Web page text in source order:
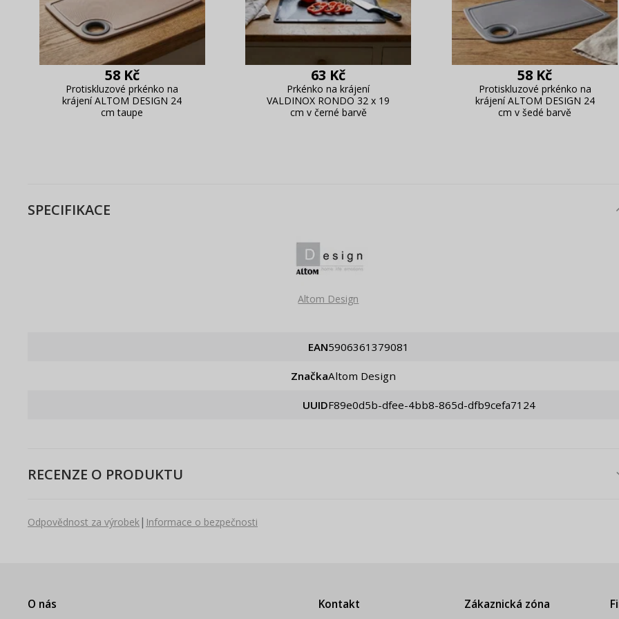
58 Kč
Protiskluzové prkénko na
krájení ALTOM DESIGN 24
cm taupe
63 Kč
Prkénko na krájení
VALDINOX RONDO 32 x 19
cm v černé barvě
58 Kč
Protiskluzové prkénko na
krájení ALTOM DESIGN 24
cm v šedé barvě
SPECIFIKACE
Altom Design
EAN 5906361379081
Značka Altom Design
UUID f89e0d5b-dfee-4bb8-865d-dfb9cefa7124
RECENZE O PRODUKTU
Odpovědnost za výrobek| Informace o bezpečnosti
O nás Kontakt Zákaznická zóna